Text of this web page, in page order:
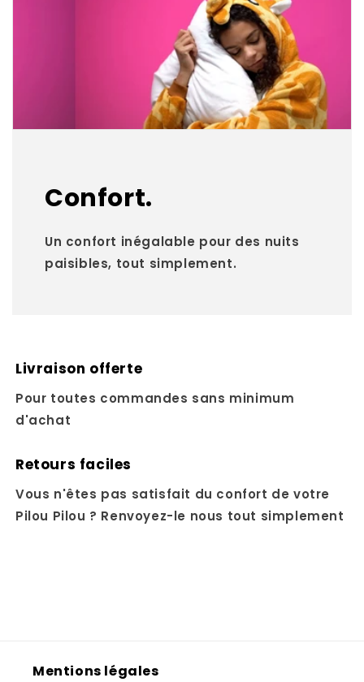
Confort.
Un confort inégalable pour des nuits
paisibles, tout simplement.
Livraison offerte
Pour toutes commandes sans minimum
d'achat
Retours faciles
Vous n'êtes pas satisfait du confort de votre
Pilou Pilou ? Renvoyez-le nous tout simplement
Mentions légales